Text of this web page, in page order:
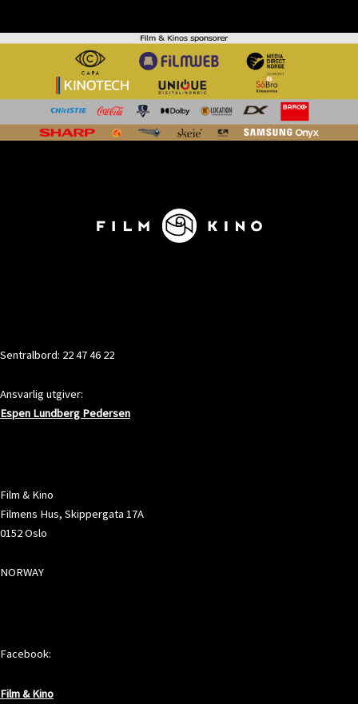
Sentralbord: 22 47 46 22
Ansvarlig utgiver:
Espen Lundberg Pedersen
Film & Kino
Filmens Hus, Skippergata 17A
0152 Oslo
NORWAY
Facebook:
Film & Kino